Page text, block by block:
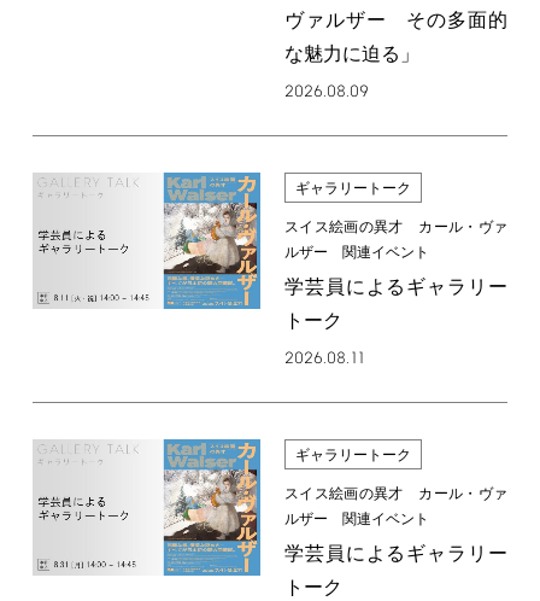
ヴァルザー その多面的
な魅力に迫る」
2026.08.09
ギャラリートーク
スイス絵画の異才 カール・ヴァ
ルザー 関連イベント
学芸員によるギャラリー
トーク
2026.08.11
ギャラリートーク
スイス絵画の異才 カール・ヴァ
ルザー 関連イベント
学芸員によるギャラリー
トーク